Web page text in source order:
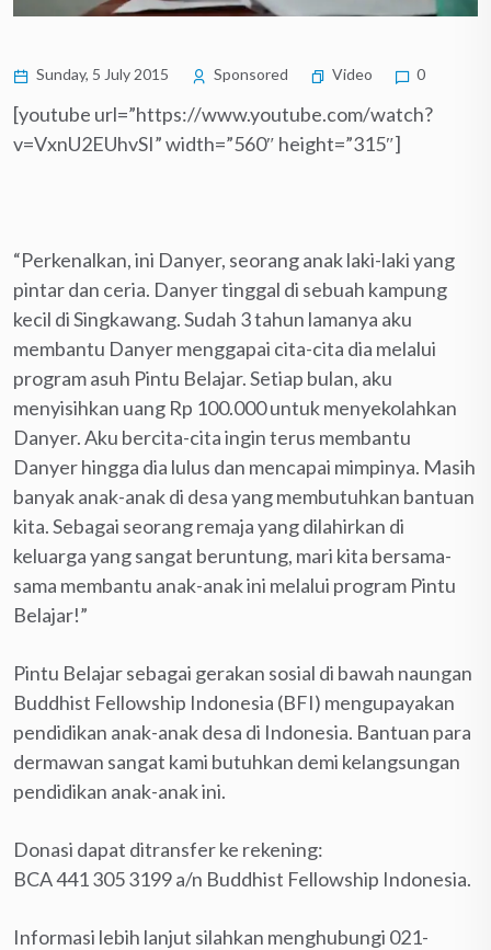
Sunday, 5 July 2015 Sponsored Video 0
[youtube url=”https://www.youtube.com/watch?
v=VxnU2EUhvSI” width=”560″ height=”315″]
“Perkenalkan, ini Danyer, seorang anak laki-laki yang
pintar dan ceria. Danyer tinggal di sebuah kampung
kecil di Singkawang. Sudah 3 tahun lamanya aku
membantu Danyer menggapai cita-cita dia melalui
program asuh Pintu Belajar. Setiap bulan, aku
menyisihkan uang Rp 100.000 untuk menyekolahkan
Danyer. Aku bercita-cita ingin terus membantu
Danyer hingga dia lulus dan mencapai mimpinya. Masih
banyak anak-anak di desa yang membutuhkan bantuan
kita.Sebagai seorang remaja yang dilahirkan di
keluarga yang sangat beruntung, mari kita bersama-
sama membantu anak-anak ini melalui program Pintu
Belajar!”
Pintu Belajar sebagai gerakan sosial di bawah naungan
Buddhist Fellowship Indonesia (BFI) mengupayakan
pendidikan anak-anak desa di Indonesia. Bantuan para
dermawan sangat kami butuhkan demi kelangsungan
pendidikan anak-anak ini.
Donasi dapat ditransfer ke rekening:
BCA 441 305 3199 a/n Buddhist Fellowship Indonesia.
Informasi lebih lanjut silahkan menghubungi 021-